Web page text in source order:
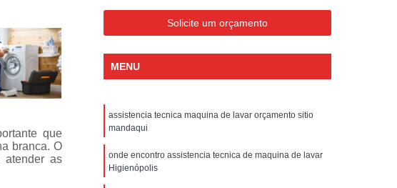
Tecnica de Ar Condicionado Portatil Philco
Tecnica em Ar Condicionado Portatil
Condicionado Portatil
Electrolux
Assistencia Tecnica Electrolux Geladeira
Assistencia Tecnica Geladeira Electrolux
Geladeira
Electrolux Assistencia Tecnica Geladeira
Tecnica
Geladeira Assistencia Tecnica
Tecnica
que
branca. O
atender as
Solicite um orçamento
MENU
assistencia tecnica maquina de lavar orçamento sitio
mandaqui
onde encontro assistencia tecnica de maquina de lavar
Higienópolis